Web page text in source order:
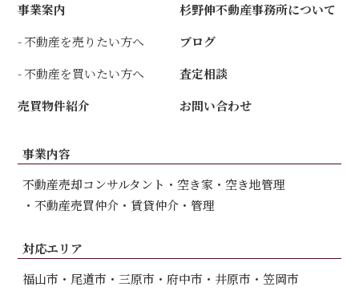
事業案内
不動産を売りたい方へ
不動産を買いたい方へ
売買物件紹介
杉野伸不動産事務所について
ブログ
査定相談
お問い合わせ
事業内容
不動産売却コンサルタント
空き家・空き地管理
不動産売買仲介
賃貸仲介・管理
対応エリア
福山市
尾道市 三原市 府中市 井原市 笠岡市